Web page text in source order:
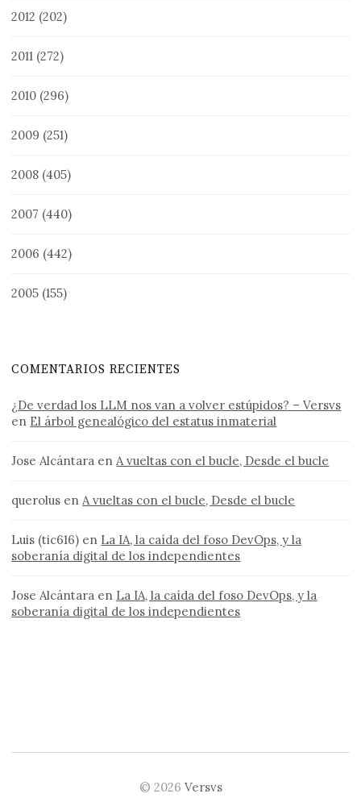
2012 (202)
2011 (272)
2010 (296)
2009 (251)
2008 (405)
2007 (440)
2006 (442)
2005 (155)
COMENTARIOS RECIENTES
¿De verdad los LLM nos van a volver estúpidos? – Versvs
en El árbol genealógico del estatus inmaterial
Jose Alcántara en A vueltas con el bucle, Desde el bucle
querolus en A vueltas con el bucle, Desde el bucle
Luis (tic616) en La IA, la caída del foso DevOps, y la
soberanía digital de los independientes
Jose Alcántara en La IA, la caída del foso DevOps, y la
soberanía digital de los independientes
© 2026 Versvs